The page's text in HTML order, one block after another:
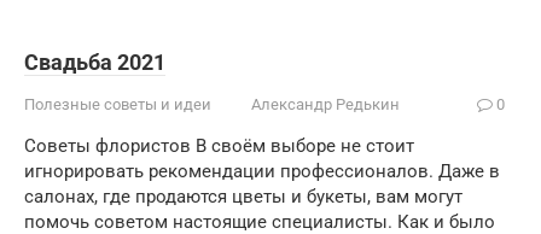
Свадьба 2021
Полезные советы и идеи Александр Редькин 0
Советы флористов В своём выборе не стоит
игнорировать рекомендации профессионалов. Даже в
салонах, где продаются цветы и букеты, вам могут
помочь советом настоящие специалисты. Как и было